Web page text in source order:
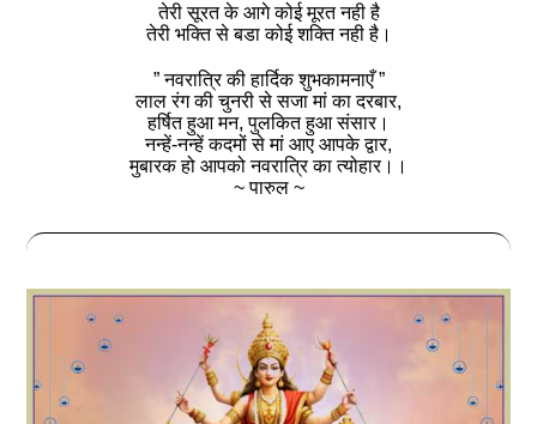
तेरी सूरत के आगे कोई मूरत नही है
तेरी भक्ति से बडा कोई शक्ति नही है।
” नवरात्रि की हार्दिक शुभकामनाएँ ”
लाल रंग की चुनरी से सजा मां का दरबार,
हर्षित हुआ मन, पुलकित हुआ संसार।
नन्हें-नन्हें कदमों से मां आए आपके द्वार,
मुबारक हो आपको नवरात्रि का त्योहार।।
~ पारुल ~